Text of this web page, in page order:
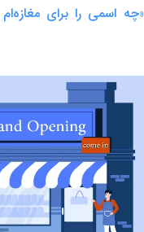
«چه اسمی را برای